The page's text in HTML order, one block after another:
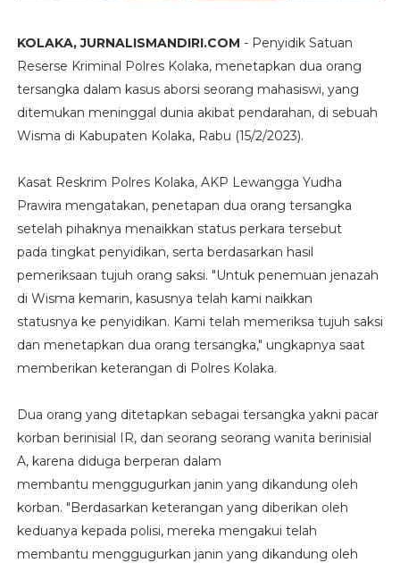
KOLAKA, JURNALISMANDIRI.COM - Penyidik Satuan
Reserse Kriminal Polres Kolaka, menetapkan dua orang
tersangka dalam kasus aborsi seorang mahasiswi, yang
ditemukan meninggal dunia akibat pendarahan, di sebuah
Wisma di Kabupaten Kolaka, Rabu (15/2/2023).
Kasat Reskrim Polres Kolaka, AKP Lewangga Yudha
Prawira mengatakan, penetapan dua orang tersangka
setelah pihaknya menaikkan status perkara tersebut
pada tingkat penyidikan, serta berdasarkan hasil
pemeriksaan tujuh orang saksi. "Untuk penemuan jenazah
di Wisma kemarin, kasusnya telah kami naikkan
statusnya ke penyidikan. Kami telah memeriksa tujuh saksi
dan menetapkan dua orang tersangka," ungkapnya saat
memberikan keterangan di Polres Kolaka.
Dua orang yang ditetapkan sebagai tersangka yakni pacar
korban berinisial IR, dan seorang seorang wanita berinisial
A, karena diduga berperan dalam
membantu menggugurkan janin yang dikandung oleh
korban. "Berdasarkan keterangan yang diberikan oleh
keduanya kepada polisi, mereka mengakui telah
membantu menggugurkan janin yang dikandung oleh